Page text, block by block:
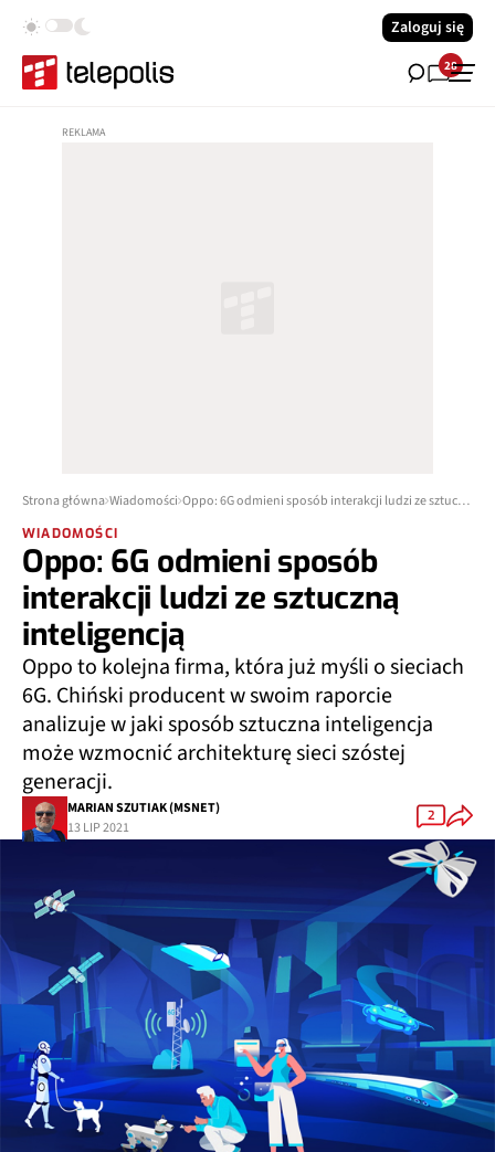
Zaloguj się
28
Strona główna Wiadomości Oppo: 6G odmieni sposób interakcji ludzi ze sztuczną inteligencją
WIADOMOŚCI
Oppo: 6G odmieni sposób
interakcji ludzi ze sztuczną
inteligencją
Oppo to kolejna firma, która już myśli o sieciach
6G. Chiński producent w swoim raporcie
analizuje w jaki sposób sztuczna inteligencja
może wzmocnić architekturę sieci szóstej
generacji.
MARIAN SZUTIAK (MSNET)
13 LIP 2021
2